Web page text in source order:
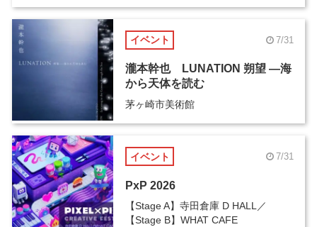
イベント 7/31
瀧本幹也 LUNATION 朔望 ―海
から天体を読む
茅ヶ崎市美術館
イベント 7/31
PxP 2026
【Stage A】寺田倉庫 D HALL／
【Stage B】WHAT CAFE